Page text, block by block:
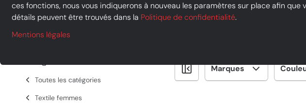
ces fonctions, nous vous indiquerons à nouveau les paramètres sur place afin
détails peuvent être trouvés dans la Politique de confidentialité.
Mentions légales
Tops, T-shirts &
Catégories
Toutes les catégories
Textile femmes
Marques